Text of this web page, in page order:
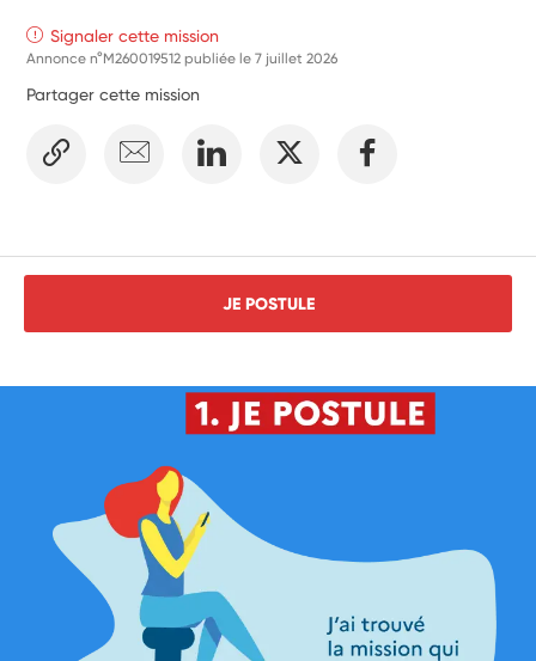
Signaler cette mission
Annonce n°M260019512 publiée le7 juillet 2026
Partager cette mission
JE POSTULE